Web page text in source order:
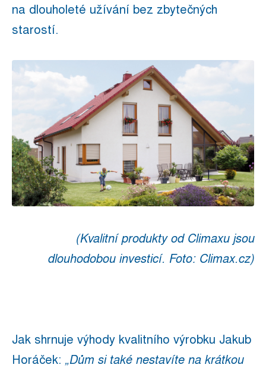
na dlouholeté užívání bez zbytečných
starostí.
(Kvalitní produkty od Climaxu jsou
dlouhodobou investicí. Foto: Climax.cz)
Jak shrnuje výhody kvalitního výrobku Jakub
Horáček: „Dům si také nestavíte na krátkou